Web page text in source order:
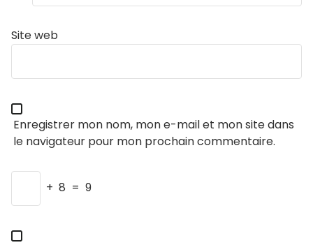
Site web
Enregistrer mon nom, mon e-mail et mon site dans
le navigateur pour mon prochain commentaire.
+ 8 = 9